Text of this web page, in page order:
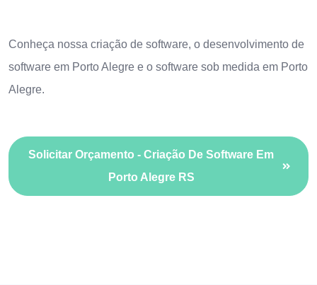
Conheça nossa criação de software, o desenvolvimento de
software em Porto Alegre e o software sob medida em Porto
Alegre.
Solicitar Orçamento - Criação De Software Em
Porto Alegre RS